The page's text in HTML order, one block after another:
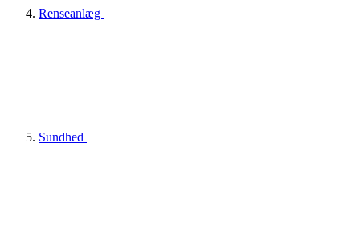
Renseanlæg
Sundhed